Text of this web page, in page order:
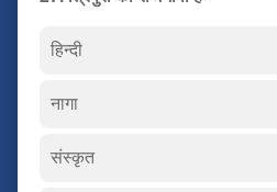
हिन्दी
नागा
संस्कृत